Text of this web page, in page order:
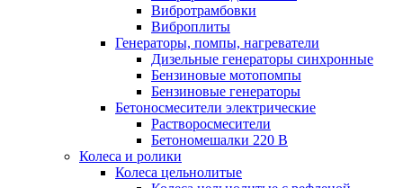
Вибротрамбовки
Виброплиты
Генераторы, помпы, нагреватели
Дизельные генераторы синхронные
Бензиновые мотопомпы
Бензиновые генераторы
Бетоносмесители электрические
Растворосмесители
Бетономешалки 220 В
Колеса и ролики
Колеса цельнолитые